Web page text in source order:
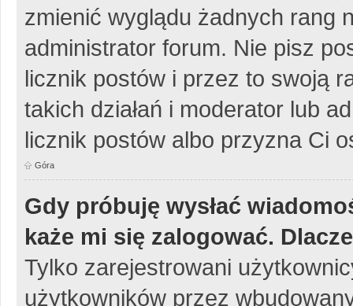
zmienić wyglądu żadnych rang
administrator forum. Nie pisz
licznik postów i przez to swoją
takich działań i moderator lub
licznik postów albo przyzna Ci
Góra
Gdy próbuję wysłać
każe mi się zalogować.
Tylko zarejestrowani
użytkowników przez